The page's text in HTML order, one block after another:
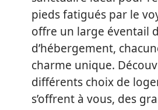
pieds fatigués par le
offre un large éventail
d’hébergement,
charme unique.
différents choix de
s’offrent à vous, des